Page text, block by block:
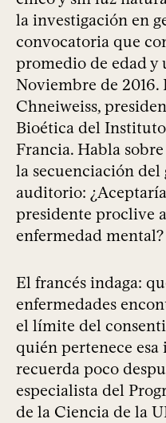
la investigación en
convocatoria que
promedio de edad y
Noviembre de 2016.
Chneiweiss,
Bioética del
Francia. Habla
la secuenciación del
auditorio:
presidente proclive
enfermedad mental?
El francés indaga:
enfermedades
el límite del
quién pertenece
recuerda poco
especialista del
de la Ciencia de la